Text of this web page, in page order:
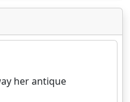
her antique